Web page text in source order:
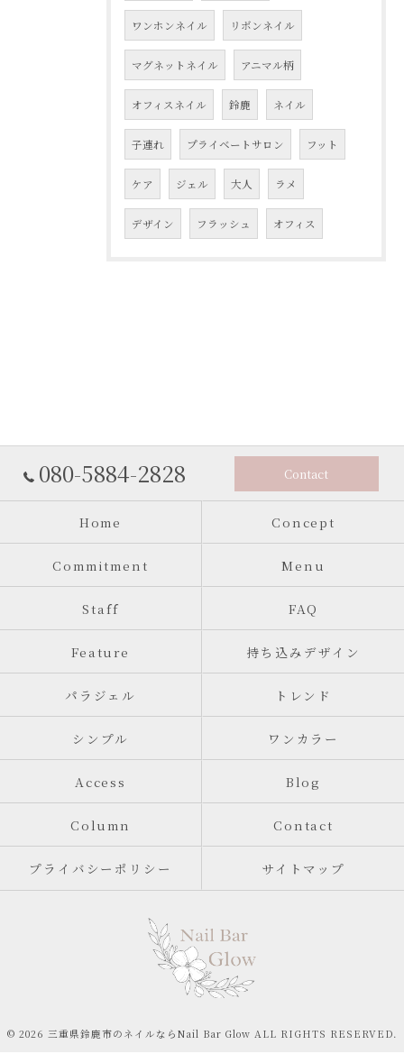
ワンホンネイル リボンネイル
マグネットネイル アニマル柄
オフィスネイル 鈴鹿 ネイル
子連れ プライベートサロン フット
ケア ジェル 大人 ラメ
デザイン フラッシュ オフィス
080-5884-2828 Contact
Home Concept
Commitment Menu
Staff FAQ
Feature 持ち込みデザイン
パラジェル トレンド
シンプル ワンカラー
Access Blog
Column Contact
プライバシーポリシー サイトマップ
© 2026 三重県鈴鹿市のネイルならNail Bar Glow ALL RIGHTS RESERVED.